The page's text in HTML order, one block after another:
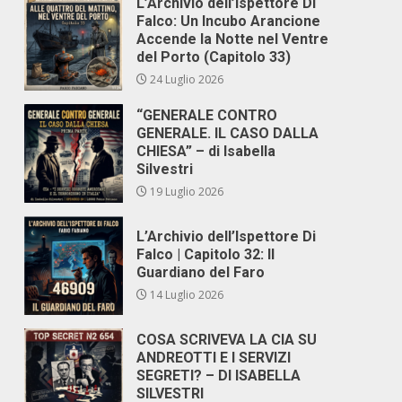
Falco: Un Incubo Arancione
Accende la Notte nel Ventre
del Porto (Capitolo 33)
24 Luglio 2026
“GENERALE CONTRO
GENERALE. IL CASO DALLA
CHIESA” – di Isabella
Silvestri
19 Luglio 2026
L’Archivio dell’Ispettore Di
Falco | Capitolo 32: Il
Guardiano del Faro
14 Luglio 2026
COSA SCRIVEVA LA CIA SU
ANDREOTTI E I SERVIZI
SEGRETI? – DI ISABELLA
SILVESTRI